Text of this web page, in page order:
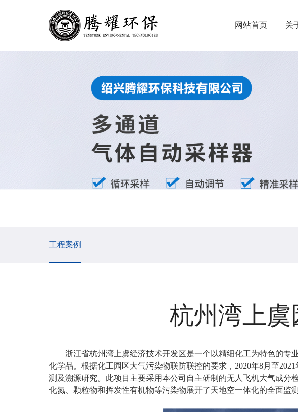
网站首页 关
工程案例
杭州湾上虞
浙江省杭州湾上虞经济技术开发区是一个以精细化工为特色的专
化学品。根据化工园区大气污染物联防联控的要求，2020年8月至
测及溯源研究。此项目主要采用本公司自主研制的无人飞机大气成
化氮、颗粒物和挥发性有机物等污染物展开了天地空一体化的全面监